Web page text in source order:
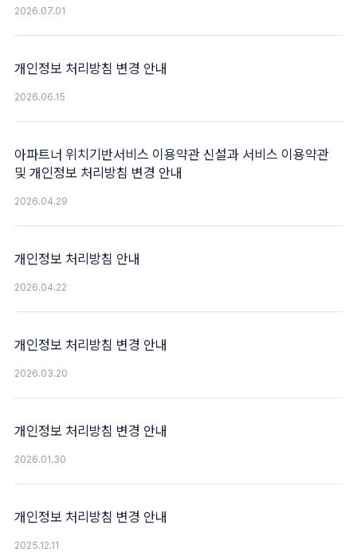
2026.07.01
개인정보 처리방침 변경 안내
2026.06.15
아파트너 위치기반서비스 이용약관 신설과 서비스 이용약관
및 개인정보 처리방침 변경 안내
2026.04.29
개인정보 처리방침 안내
2026.04.22
개인정보 처리방침 변경 안내
2026.03.20
개인정보 처리방침 변경 안내
2026.01.30
개인정보 처리방침 변경 안내
2025.12.11